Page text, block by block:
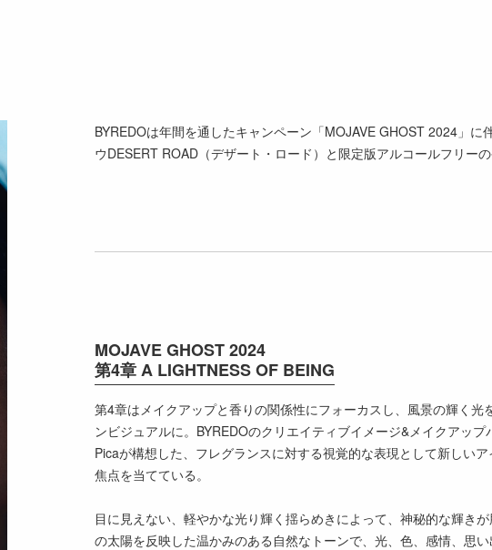
BYREDOは年間を通したキャンペーン「MOJAVE GHOST 2024」に
ウDESERT ROAD（デザート・ロード）と限定版アルコールフリーの
MOJAVE GHOST 2024
第4章 A LIGHTNESS OF BEING
第4章はメイクアップと香りの関係性にフォーカスし、風景の輝く光
ンビジュアルに。BYREDOのクリエイティブイメージ&メイクアップ
Picaが構想した、フレグランスに対する視覚的な表現として新しい
焦点を当てている。
目に見えない、軽やかな光り輝く揺らめきによって、神秘的な輝き
の太陽を反映した温かみのある自然なトーンで、光、色、感情、思